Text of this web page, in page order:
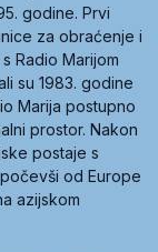
godine. Prvi
za obraćenje i
Radio Marijom
su 1983. godine
Marija postupno
prostor. Nakon
postaje s
od Europe
azijskom